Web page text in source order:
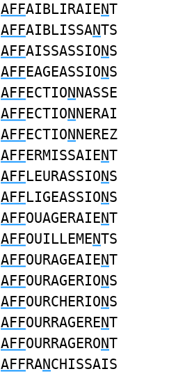
AFFAIBLIRAIENT
AFFAIBLISSANTS
AFFAISSASSIONS
AFFEAGEASSIONS
AFFECTIONNASSE
AFFECTIONNERAI
AFFECTIONNEREZ
AFFERMISSAIENT
AFFLEURASSIONS
AFFLIGEASSIONS
AFFOUAGERAIENT
AFFOUILLEMENTS
AFFOURAGEAIENT
AFFOURAGERIONS
AFFOURCHERIONS
AFFOURRAGERENT
AFFOURRAGERONT
AFFRANCHISSAIS